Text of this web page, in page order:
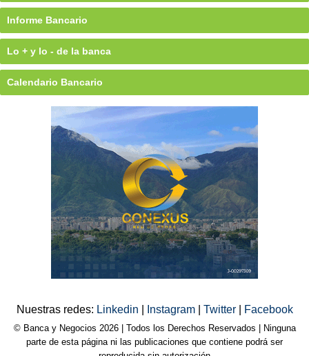
Informe Bancario
Lo + y lo - de la banca
Calendario Bancario
Nuestras redes: Linkedin Instagram Twitter Facebook
© Banca y Negocios 2026 | Todos los Derechos Reservados | Ninguna
parte de esta página ni las publicaciones que contiene podrá ser